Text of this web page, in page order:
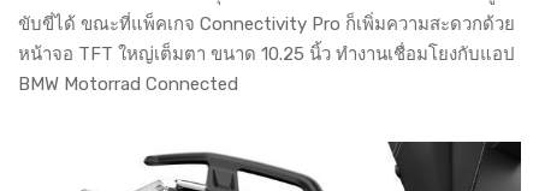
ขับขี่ได้ ขณะที่แพ็คเกจ Connectivity Pro ก็เพิ่มความสะดวกด้วย
หน้าจอ TFT ใหญ่เต็มตา ขนาด 10.25 นิ้ว ทำงานเชื่อมโยงกับแอป
BMW Motorrad Connected